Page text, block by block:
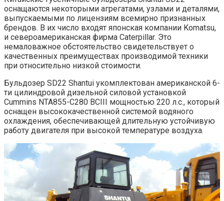
оснащаются некоторыми агрегатами, узлами и деталями,
выпускаемыми по лицензиям всемирно признанных
брендов. В их число входят японская компании Komatsu,
и североамериканская фирма Caterpillar. Это
немаловажное обстоятельство свидетельствует о
качественных преимуществах производимой техники
при относительно низкой стоимости.
Бульдозер SD22 Shantui укомплектован американской 6-
ти цилиндровой дизельной силовой установкой
Cummins NTA855-C280 BCIII мощностью 220 л.с., который
оснащен высококачественной системой водяного
охлаждения, обеспечивающей длительную устойчивую
работу двигателя при высокой температуре воздуха.